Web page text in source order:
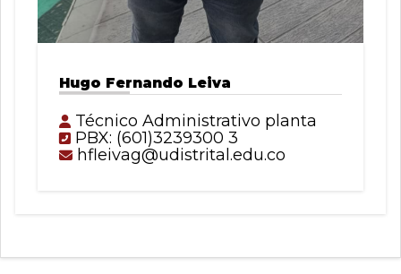
Hugo Fernando Leiva
Técnico Administrativo planta
PBX: (601)3239300 3
hfleivag@udistrital.edu.co